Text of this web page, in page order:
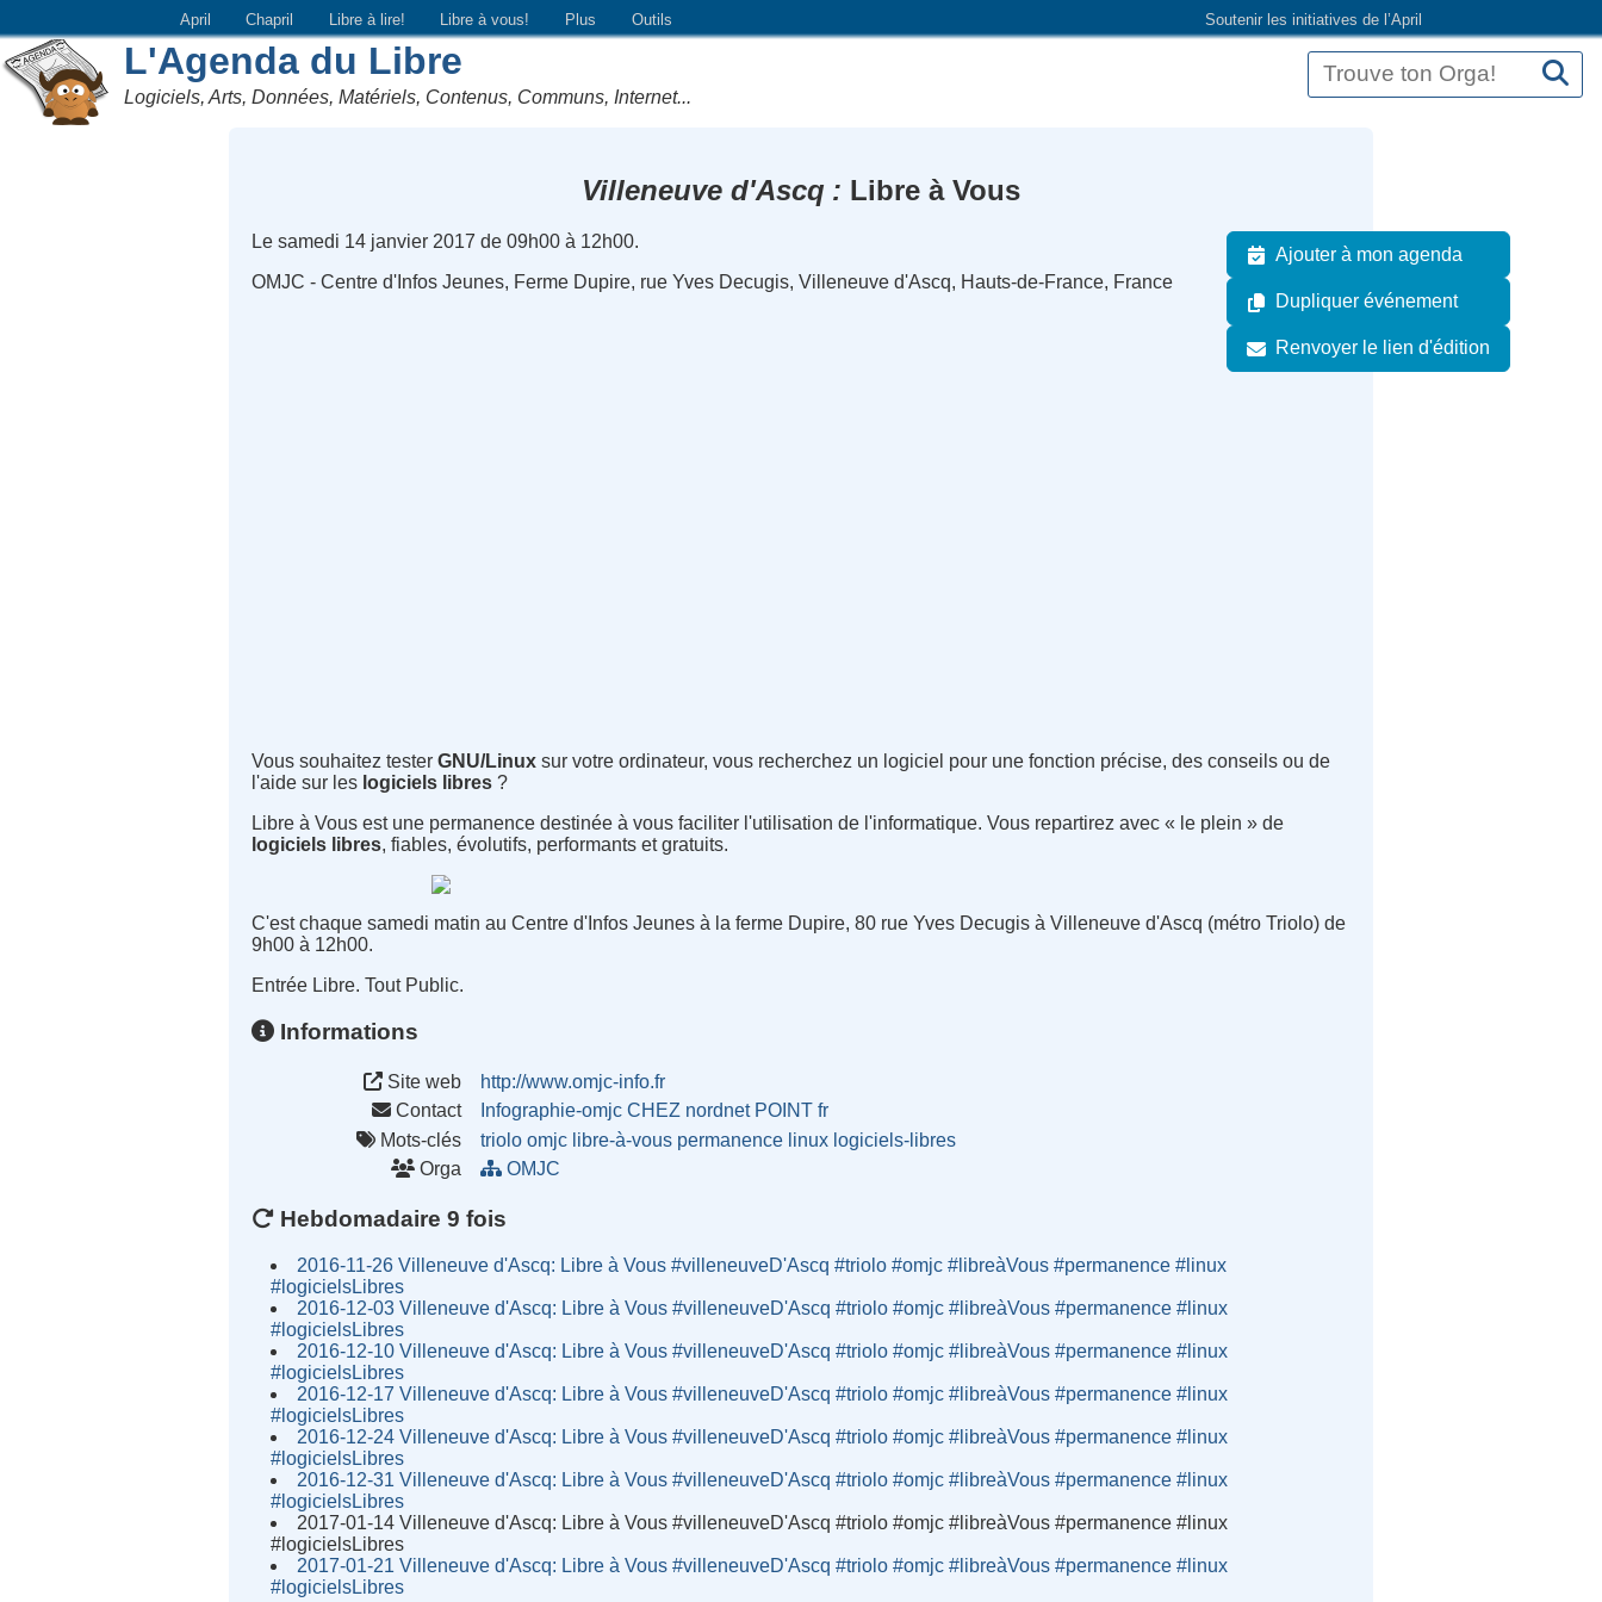
Soutenir les initiatives de l’April
April Chapril Libre à lire! Libre à vous! Plus Outils
L'Agenda du Libre
Logiciels, Arts, Données, Matériels, Contenus, Communs, Internet...
Villeneuve d'Ascq Libre à Vous
Ajouter à mon agenda
Dupliquer événement
Renvoyer le lien d'édition
Le samedi 14 janvier 2017 de 09h00 à 12h00.
OMJC - Centre d'Infos Jeunes, Ferme Dupire, rue Yves Decugis, Villeneuve d'Ascq, Hauts-de-France, France
Vous souhaitez testerGNU/Linux sur votre ordinateur, vous recherchez un logiciel pour une fonction précise, des conseils ou de
l'aide sur les logiciels libres ?
Libre à Vous est une permanence destinée à vous faciliter l'utilisation de l'informatique. Vous repartirez avec « le plein » de
logiciels libres, fiables, évolutifs, performants et gratuits.
C'est chaque samedi matin au Centre d'Infos Jeunes à la ferme Dupire, 80 rue Yves Decugis à Villeneuve d'Ascq (métro Triolo) de
9h00 à 12h00.
Entrée Libre. Tout Public.
Informations
Site web
http://www.omjc-info.fr
Contact
Infographie-omjc CHEZ nordnet POINT fr
Mots-clés
triolo omjc libre-à-vous permanence linux logiciels-libres
Orga
OMJC
Hebdomadaire 9 fois
2016-11-26 Villeneuve d'Ascq: Libre à Vous #villeneuveD'Ascq #triolo #omjc #libreàVous #permanence #linux
#logicielsLibres
2016-12-03 Villeneuve d'Ascq: Libre à Vous #villeneuveD'Ascq #triolo #omjc #libreàVous #permanence #linux
#logicielsLibres
2016-12-10 Villeneuve d'Ascq: Libre à Vous #villeneuveD'Ascq #triolo #omjc #libreàVous #permanence #linux
#logicielsLibres
2016-12-17 Villeneuve d'Ascq: Libre à Vous #villeneuveD'Ascq #triolo #omjc #libreàVous #permanence #linux
#logicielsLibres
2016-12-24 Villeneuve d'Ascq: Libre à Vous #villeneuveD'Ascq #triolo #omjc #libreàVous #permanence #linux
#logicielsLibres
2016-12-31 Villeneuve d'Ascq: Libre à Vous #villeneuveD'Ascq #triolo #omjc #libreàVous #permanence #linux
#logicielsLibres
2017-01-14 Villeneuve d'Ascq: Libre à Vous #villeneuveD'Ascq #triolo #omjc #libreàVous #permanence #linux
#logicielsLibres
2017-01-21 Villeneuve d'Ascq: Libre à Vous #villeneuveD'Ascq #triolo #omjc #libreàVous #permanence #linux
#logicielsLibres